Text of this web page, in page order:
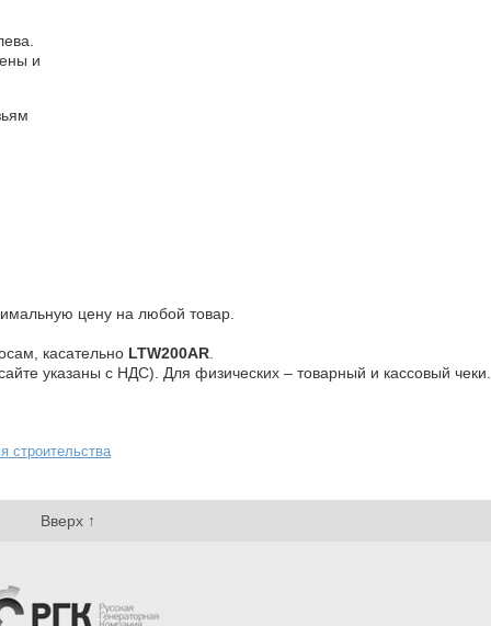
и
цену на любой товар.
касательно LTW200AR.
указаны с НДС). Для физических – товарный и кассовый чеки.
строительства
Вверх ↑